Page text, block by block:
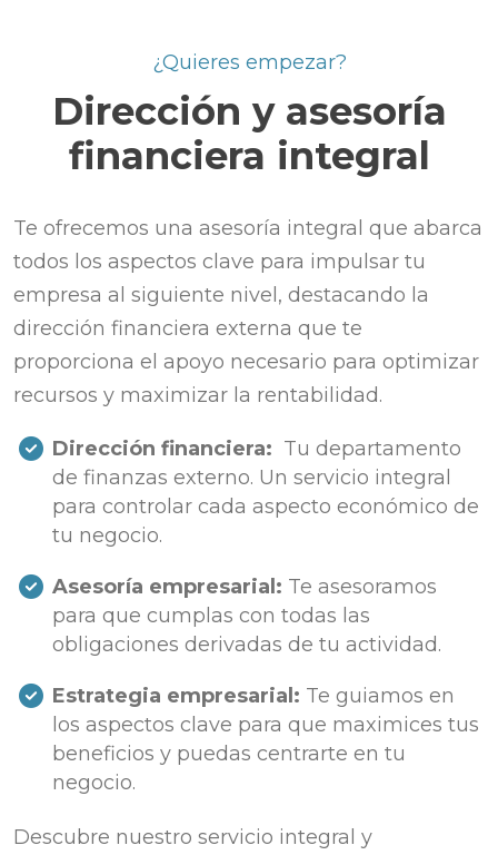
¿Quieres empezar?
Dirección y asesoría
financiera integral
Te ofrecemos una asesoría integral que abarca
todos los aspectos clave para impulsar tu
empresa al siguiente nivel, destacando la
dirección financiera externa que te
proporciona el apoyo necesario para optimizar
recursos y maximizar la rentabilidad.
Dirección financiera: Tu departamento
de finanzas externo. Un servicio integral
para controlar cada aspecto económico de
tu negocio.
Asesoría empresarial: Te asesoramos
para que cumplas con todas las
obligaciones derivadas de tu actividad.
Estrategia empresarial: Te guiamos en
los aspectos clave para que maximices tus
beneficios y puedas centrarte en tu
negocio.
Descubre nuestro servicio integral y